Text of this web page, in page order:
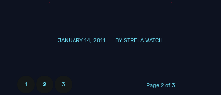
JANUARY 14, 2011
/ BYSTRELA WATCH
Page 2 of 3
1 2 3